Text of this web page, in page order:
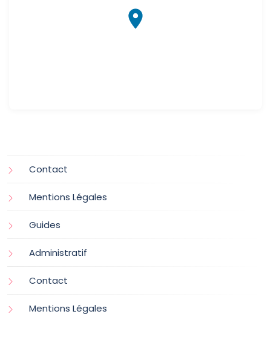
Contact
Mentions Légales
Guides
Administratif
Contact
Mentions Légales